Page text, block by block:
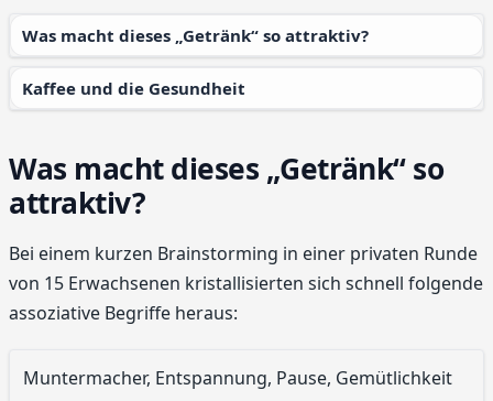
Was macht dieses „Getränk“ so attraktiv?
Kaffee und die Gesundheit
Was macht dieses „Getränk“ so
attraktiv?
Bei einem kurzen Brainstorming in einer privaten Runde
von 15 Erwachsenen kristallisierten sich schnell folgende
assoziative Begriffe heraus:
Muntermacher, Entspannung, Pause, Gemütlichkeit